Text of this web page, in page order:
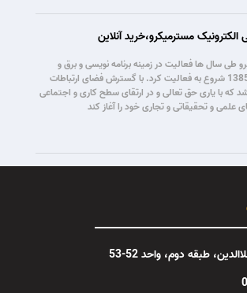
مسترمیکرو،خرید آنلاین
طی سال ها فعالیت در زمینه برنامه نویسی و برق و
الکترونیک، از سال 1385 شروع به فعالیت کرد. با گسترش فضای ارتباطات
که با یاری حق تعالی و در ارتقای سطح کاری و اجتماعی
علمی و تحقیقاتی و تجاری خود را آغاز کند
طبقه دوم، واحد 52-53